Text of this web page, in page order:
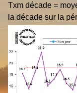
Txm décade =
la décade sur la